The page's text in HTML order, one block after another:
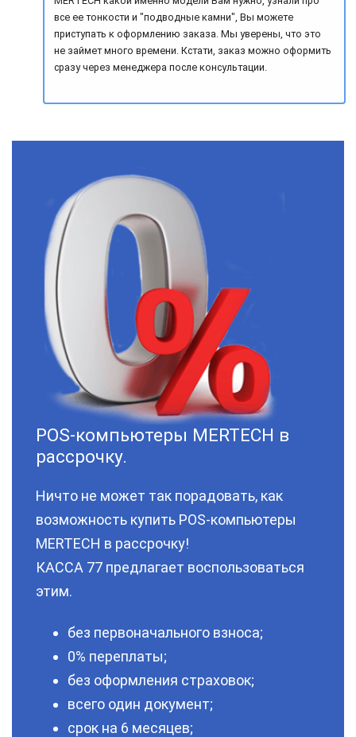
все ее тонкости и "подводные камни", Вы можете
приступать к оформлению заказа. Мы уверены, что это
не займет много времени. Кстати, заказ можно оформить
сразу через менеджера после консультации.
POS-компьютеры MERTECH в
рассрочку.
Ничто не может так порадовать, как
возможность купить POS-компьютеры
MERTECH в рассрочку!
КАССА 77 предлагает воспользоваться
этим.
без первоначального взноса;
0% переплаты;
без оформления страховок;
всего один документ;
срок на 6 месяцев;